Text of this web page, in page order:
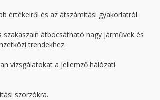
értékeiről és az átszámítási gyakorlatról.
átbocsátható nagy járművek és
trendekhez.
vizsgálatokat a jellemző hálózati
szorzókra.